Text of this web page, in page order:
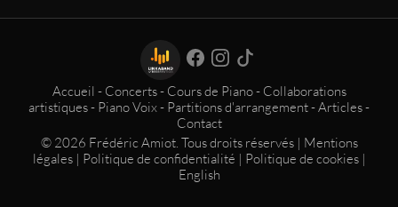
Accueil - Concerts- Cours de Piano- Collaborations
artistiques- Piano Voix- Partitions d'arrangement-Articles-
Contact
© 2026 Frédéric Amiot. Tous droits réservés | Mentions
légales| Politique de confidentialité | Politique de cookies|
English